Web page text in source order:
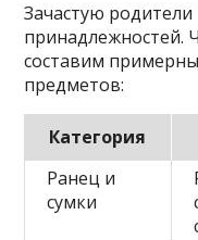
Зачастую
принадлежностей.
составим
предметов:
Категория
Ранец и
сумки